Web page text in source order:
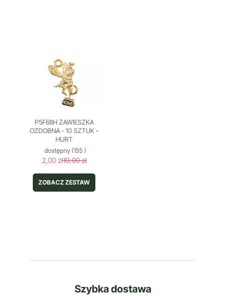
P5F68H ZAWIESZKA
OZDOBNA - 10 SZTUK -
HURT
dostępny (155 )
2,00 zł10,00 zł
ZOBACZ ZESTAW
Szybkadostawa